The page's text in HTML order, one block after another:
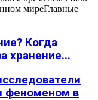
миреГлавные
Когда
хранение...
феноменом в